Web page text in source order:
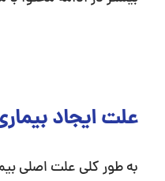
علت ایجاد
به طور کلی علت اصلی